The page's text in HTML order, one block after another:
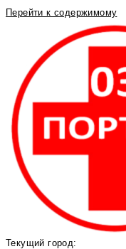
Перейти к содержимому
Текущий город: